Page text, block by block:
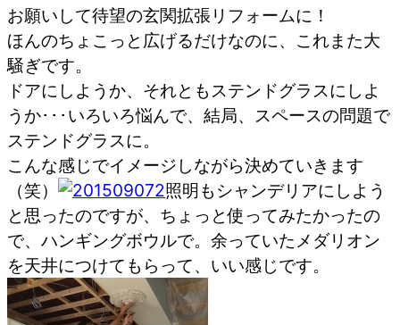
お願いして待望の玄関拡張リフォームに！
ほんのちょこっと広げるだけなのに、これまた大
騒ぎです。
ドアにしようか、それともステンドグラスにしよ
うか･･･いろいろ悩んで、結局、スペースの問題で
ステンドグラスに。
こんな感じでイメージしながら決めていきます
（笑）
照明もシャンデリアにしよう
と思ったのですが、ちょっと使ってみたかったの
で、ハンギングボウルで。余っていたメダリオン
を天井につけてもらって、いい感じです。